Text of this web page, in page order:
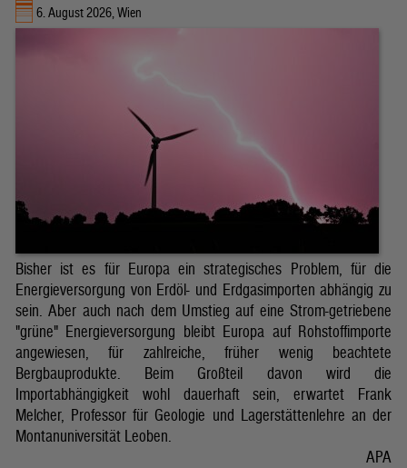
6. August 2026, Wien
Bisher ist es für Europa ein strategisches Problem, für die
Energieversorgung von Erdöl- und Erdgasimporten abhängig zu
sein. Aber auch nach dem Umstieg auf eine Strom-getriebene
"grüne" Energieversorgung bleibt Europa auf Rohstoffimporte
angewiesen, für zahlreiche, früher wenig beachtete
Bergbauprodukte. Beim Großteil davon wird die
Importabhängigkeit wohl dauerhaft sein, erwartet Frank
Melcher, Professor für Geologie und Lagerstättenlehre an der
Montanuniversität Leoben.
APA